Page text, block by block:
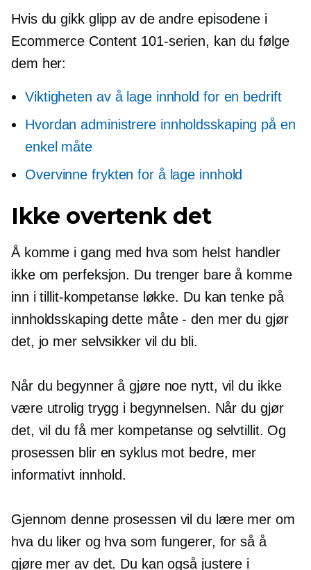
Hvis du gikk glipp av de andre episodene i
Ecommerce Content 101-serien, kan du følge
dem her:
Viktigheten av å lage innhold for en bedrift
Hvordan administrere innholdsskaping på en
enkel måte
Overvinne frykten for å lage innhold
Ikke overtenk det
Å komme i gang med hva som helst handler
ikke om perfeksjon. Du trenger bare å komme
inn itillit-kompetanseløkke. Du kan tenke på
innholdsskaping dette måte - den mer du gjør
det, jo mer selvsikker vil du bli.
Når du begynner å gjøre noe nytt, vil du ikke
være utrolig trygg i begynnelsen. Når du gjør
det, vil du få mer kompetanse og selvtillit. Og
prosessen blir en syklus mot bedre, mer
informativt innhold.
Gjennom denne prosessen vil du lære mer om
hva du liker og hva som fungerer, for så å
gjøre mer av det. Du kan også justere i